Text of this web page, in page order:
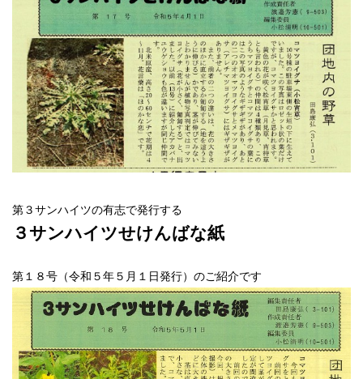
第３サンハイツの有志で発行する
３サンハイツせけんばな紙
第１８号（令和５年５月１日発行）のご紹介です